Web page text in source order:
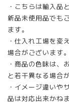
・こちらは輸入品
新品未使用品でも
ます。
・仕入れ工場を変
場合がございます。
・商品の色味は、
と若干異なる場合
・イメージ違いや
品は対応出来かねま